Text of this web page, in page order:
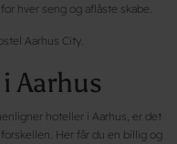
hver seng og aflåste skabe.
Aarhus City.
Aarhus
hoteller i Aarhus, er det
Her får du en billig og